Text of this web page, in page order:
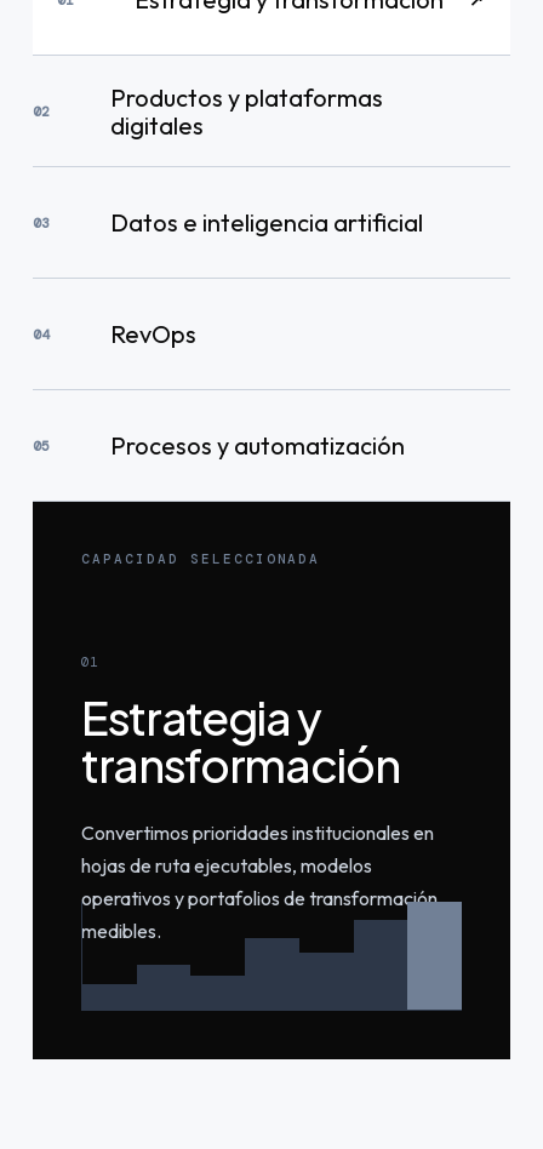
02
Productos y plataformas
digitales
03 Datos e inteligencia artificial
04 RevOps
05 Procesos y automatización
CAPACIDAD SELECCIONADA
01
Estrategia y
transformación
Convertimos prioridades institucionales en
hojas de ruta ejecutables, modelos
operativos y portafolios de transformación
medibles.